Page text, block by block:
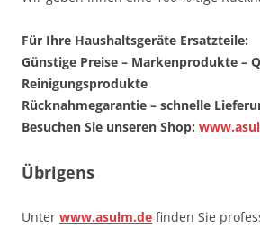
Für Ihre Haushaltsgeräte Ersatzteile:
Günstige Preise – Markenprodukte –
Reinigungsprodukte
Rücknahmegarantie – schnelle
Besuchen Sie unseren Shop:
Übrigens
Unter www.asulm.de finden Sie